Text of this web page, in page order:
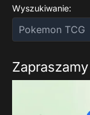
Wyszukiwanie: